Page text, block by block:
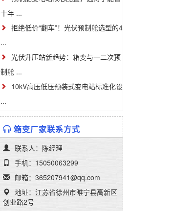
十年 ...
拒绝低价“翻车”！光伏预制舱选型的4
...
光伏升压站新趋势：箱变与一二次预
制舱 ...
10kV高压低压预装式变电站标准化设
...
箱变厂家联系方式
联系人：陈经理
手机：15050063299
邮箱：365207941@qq.com
地址：江苏省徐州市睢宁县高新区
创业路2号